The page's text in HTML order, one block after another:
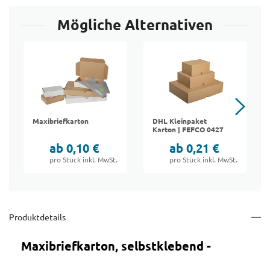
Mögliche Alternativen
Maxibriefkarton
ab 0,10 €
pro Stück inkl. MwSt.
DHL Kleinpaket
Karton | FEFCO 0427
ab 0,21 €
pro Stück inkl. MwSt.
Produktdetails
Maxibriefkarton, selbstklebend -